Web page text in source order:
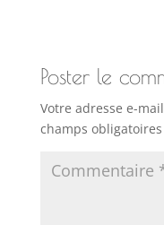
Poster le
Votre adresse e-
champs